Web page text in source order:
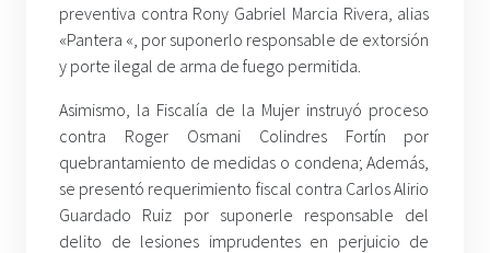
preventiva contra Rony Gabriel Marcia Rivera, alias
«Pantera «, por suponerlo responsable de extorsión
y porte ilegal de arma de fuego permitida.
Asimismo, la Fiscalía de la Mujer instruyó proceso
contra Roger Osmani Colindres Fortín por
quebrantamiento de medidas o condena; Además,
se presentó requerimiento fiscal contra Carlos Alirio
Guardado Ruiz por suponerle responsable del
delito de lesiones imprudentes en perjuicio de